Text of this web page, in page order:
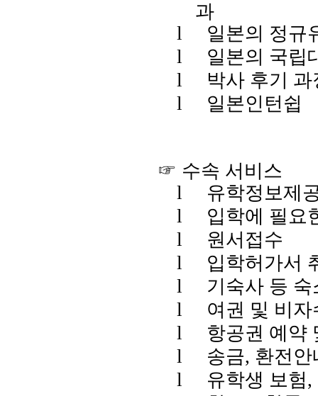
과
l
일본의 정규
l
일본의 국립
l
박사 후기 과
l
일본인턴쉽
☞ 수속 서비스
l
유학정보제
l
입학에 필요
l
원서접수
l
입학허가서
l
기숙사 등 숙
l
여권 및 비자
l
항공권 예약
l
송금, 환전
l
유학생 보험,